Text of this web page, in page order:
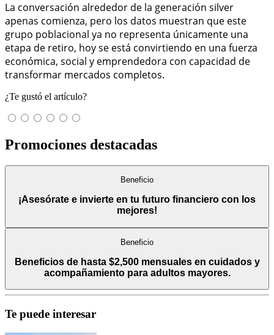
La conversación alrededor de la generación silver
apenas comienza, pero los datos muestran que este
grupo poblacional ya no representa únicamente una
etapa de retiro, hoy se está convirtiendo en una fuerza
económica, social y emprendedora con capacidad de
transformar mercados completos.
¿Te gustó el artículo?
Promociones destacadas
Beneficio
¡Asesórate e invierte en tu futuro financiero con los
mejores!
Beneficio
Beneficios de hasta $2,500 mensuales en cuidados y
acompañamiento para adultos mayores.
Te puede interesar